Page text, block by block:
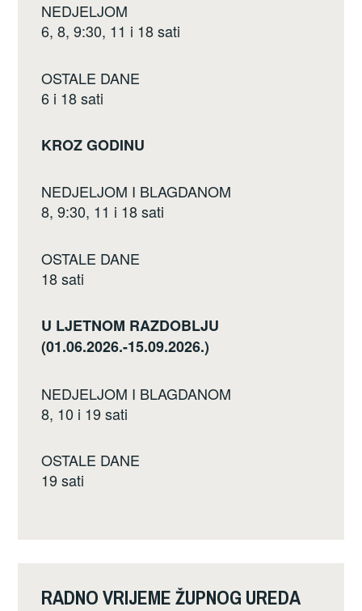
NEDJELJOM
6, 8, 9:30, 11 i 18 sati
OSTALE DANE
6 i 18 sati
KROZ GODINU
NEDJELJOM I BLAGDANOM
8, 9:30, 11 i 18 sati
OSTALE DANE
18 sati
U LJETNOM RAZDOBLJU
(01.06.2026.-15.09.2026.)
NEDJELJOM I BLAGDANOM
8, 10 i 19 sati
OSTALE DANE
19 sati
RADNO VRIJEME ŽUPNOG UREDA